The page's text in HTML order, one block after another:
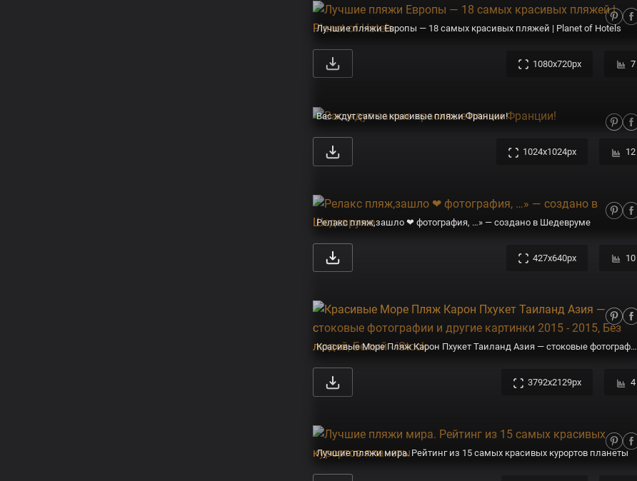
Лучшие пляжи Европы — 18 самых красивых пляжей | Planet of Hotels
1080x720px 7
Вас ждут самые красивые пляжи Франции!
1024x1024px 12
Релакс пляж,зашло ❤ фотография, …» — создано в Шедевруме
427x640px 10
Красивые Море Пляж Карон Пхукет Таиланд Азия — стоковые фотографии и другие картинки 2015 - 2015, Без людей, Белый - iStock
3792x2129px 4
Лучшие пляжи мира. Рейтинг из 15 самых красивых курортов планеты